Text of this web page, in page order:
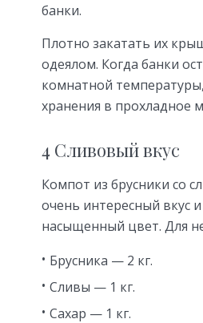
банки.
Плотно закатать их
одеялом. Когда банки
комнатной
хранения в прохладное
4 Сливовый вкус
Компот из брусники со
очень интересный вкус
насыщенный цвет. Для
Брусника — 2 кг.
Сливы — 1 кг.
Сахар — 1 кг.